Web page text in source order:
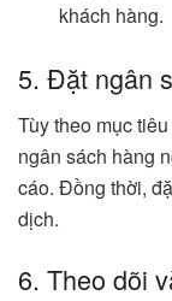
khách hàng.
5. Đặt ngân
Tùy theo mục
ngân sách hàng
cáo. Đồng thời,
dịch.
6. Theo dõi